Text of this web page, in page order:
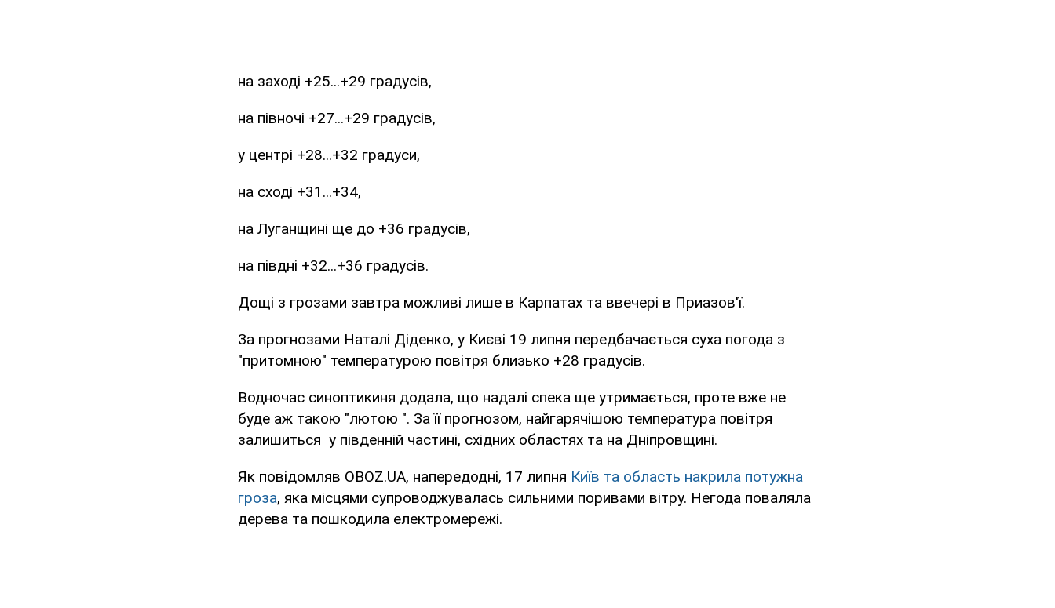
на заході +25...+29 градусів,
на півночі +27...+29 градусів,
у центрі +28...+32 градуси,
на сході +31...+34,
на Луганщині ще до +36 градусів,
на півдні +32...+36 градусів.
Дощі з грозами завтра можливі лише в Карпатах та ввечері в Приазов'ї.
За прогнозами Наталі Діденко, у Києві 19 липня передбачається суха погода з
"притомною" температурою повітря близько +28 градусів.
Водночас синоптикиня додала, що надалі спека ще утримається, проте вже не
буде аж такою "лютою ". За її прогнозом, найгарячішою температура повітря
залишиться у південній частині, східних областях та на Дніпровщині.
Як повідомляв OBOZ.UA, напередодні, 17 липня Київ та область накрила потужна
гроза, яка місцями супроводжувалась сильними поривами вітру. Негода поваляла
дерева та пошкодила електромережі.